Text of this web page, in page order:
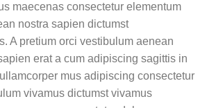
maecenas consectetur elementum
nostra sapien dictumst
A pretium orci vestibulum aenean
erat a cum adipiscing sagittis in
mus adipiscing consectetur
vivamus dictumst vivamus